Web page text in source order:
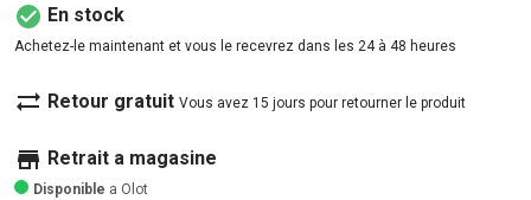
check_circle En stock
Achetez-le maintenant et vous le recevrez dans les 24 à 48 heures
sync_alt Retour gratuit Vous avez 15 jours pour retourner le produit
store Retrait a magasine
Disponible a Olot